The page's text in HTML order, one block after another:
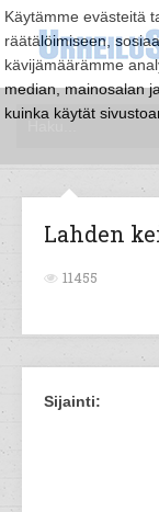
Käytämme evästeitä
räätälöimiseen,
kävijämäärämme
median, mainosalan
kuinka käytät
Lahden
11455
Sijainti: